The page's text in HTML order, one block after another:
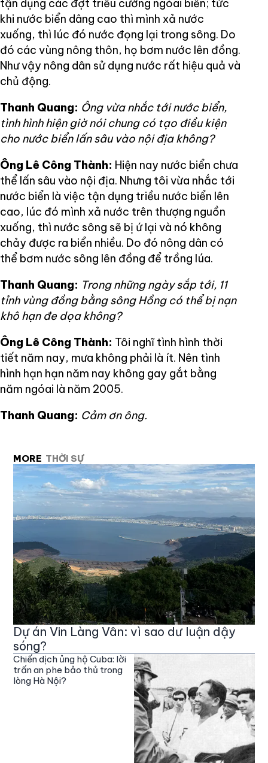
tận dụng các đợt triều cường ngòai biển; tức
khi nước biển dâng cao thì mình xả nước
xuống, thì lúc đó nước đọng lại trong sông. Do
đó các vùng nông thôn, họ bơm nước lên đồng.
Như vậy nông dân sử dụng nước rất hiệu quả và
chủ động.
Thanh Quang: Ông vừa nhắc tới nước biển,
tình hình hiện giờ nói chung có tạo điều kiện
cho nước biển lấn sâu vào nội địa không?
Ông Lê Công Thành: Hiện nay nước biển chưa
thể lấn sâu vào nội địa. Nhưng tôi vừa nhắc tới
nước biển là việc tận dụng triều nước biển lên
cao, lúc đó mình xả nước trên thượng nguồn
xuống, thì nước sông sẽ bị ứ lại và nó không
chảy được ra biển nhiều. Do đó nông dân có
thể bơm nước sông lên đồng để trồng lúa.
Thanh Quang: Trong những ngày sắp tới, 11
tỉnh vùng đồng bằng sông Hồng có thể bị nạn
khô hạn đe dọa không?
Ông Lê Công Thành: Tôi nghĩ tình hình thời
tiết năm nay, mưa không phải là ít. Nên tình
hình hạn hạn năm nay không gay gắt bằng
năm ngóai là năm 2005.
Thanh Quang: Cảm ơn ông.
MORE THỜI SỰ
Dự án Vin Làng Vân: vì sao dư luận dậy
sóng?
Chiến dịch ủng hộ Cuba: lời
trấn an phe bảo thủ trong
lòng Hà Nội?